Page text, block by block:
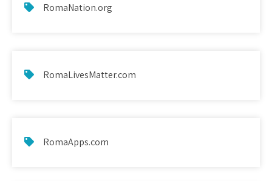
RomaNation.org
RomaLivesMatter.com
RomaApps.com